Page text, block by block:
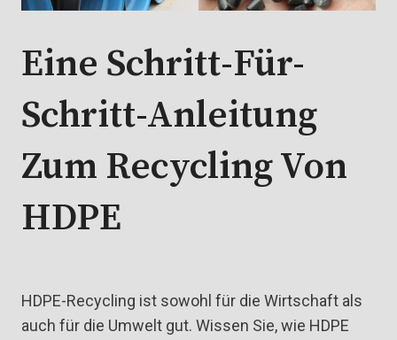
Eine Schritt-Für-
Schritt-Anleitung
Zum Recycling Von
HDPE
HDPE-Recycling ist sowohl für die Wirtschaft als
auch für die Umwelt gut. Wissen Sie, wie HDPE